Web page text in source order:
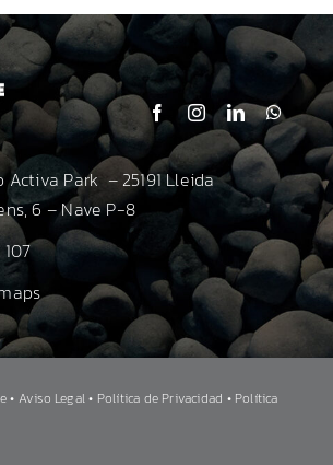
Activa Park – 25191 Lleida
6 – Nave P-8
• Aviso Legal • Política de Privacidad • Política